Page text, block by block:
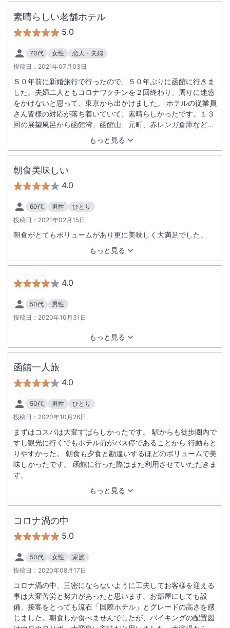
素晴らしい老舗ホテル
5.0
70代 女性
恋人・夫婦
投稿日： 2021年07月03日
もっと見る
５０年前に新婚旅行で行ったので、５０年ぶりに函館に行きま
した。夫婦二人ともコロナワクチンを２回終わり、周りに迷惑
をかけないと思って、東京から出かけました。 ホテルの従業員
さん皆様の対応が落ち着いていて、素晴らしかったです。１３
回の展望風呂から函館湾、函館山、元町、赤レンガ倉庫なども
見れて、最高でした。 レストランでの朝食も大満足でした。
朝食美味しい
4.0
60代 男性
ひとり
投稿日： 2021年02月15日
もっと見る
朝食がとてもボリュームがあり更に美味しく大満足でした。
4.0
50代
男性
投稿日： 2020年10月31日
もっと見る
函館一人旅
4.0
50代 男性
ひとり
投稿日： 2020年10月26日
もっと見る
まずはコスパは大変すばらしかったです。 駅からも徒歩圏内で
すし観光に行くでもホテル前がバス停であることから 行動もと
りやすかった。 朝食も夕食と勘違いするほどのボリュームで美
味しかったです。 函館に行った際はまた利用させていただきま
す。
コロナ渦の中
5.0
50代 女性
家族
投稿日： 2020年08月17日
コロナ渦の中、三密にならないように工夫してお客様を迎える
事は大変苦労と努力があったと思います。お部屋にしても設
備、接客をとっても流石「国際ホテル」とグレードの高さを感
じました。朝食しか食べませんでしたが、バイキングの配置図